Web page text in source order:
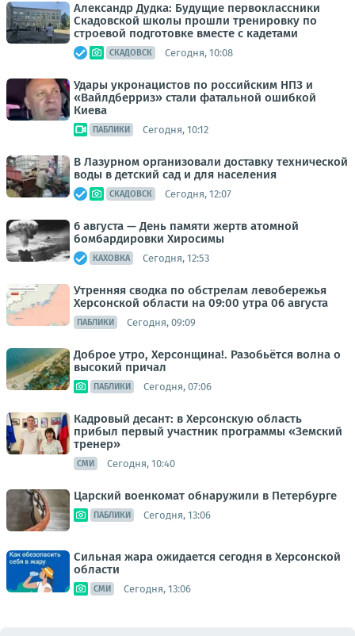
Александр Дудка: Будущие первоклассники
Скадовской школы прошли тренировку по
строевой подготовке вместе с кадетами
СКАДОВСК Сегодня, 10:08
Удары укронацистов по российским НПЗ и
«Вайлдберриз» стали фатальной ошибкой
Киева
ПАБЛИКИ Сегодня, 10:12
В Лазурном организовали доставку технической
воды в детский сад и для населения
СКАДОВСК Сегодня, 12:07
6 августа — День памяти жертв атомной
бомбардировки Хиросимы
КАХОВКА Сегодня, 12:53
Утренняя сводка по обстрелам левобережья
Херсонской области на 09:00 утра 06 августа
ПАБЛИКИ Сегодня, 09:09
Доброе утро, Херсонщина!. Разобьётся волна о
высокий причал
ПАБЛИКИ Сегодня, 07:06
Кадровый десант: в Херсонскую область
прибыл первый участник программы «Земский
тренер»
СМИ Сегодня, 10:40
Царский военкомат обнаружили в Петербурге
ПАБЛИКИ Сегодня, 13:06
Сильная жара ожидается сегодня в Херсонской
области
СМИ Сегодня, 13:06